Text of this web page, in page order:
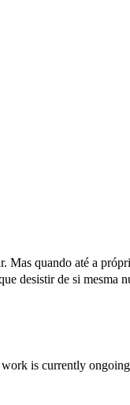
quando até a
desistir de si
is currently